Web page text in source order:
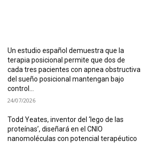
Un estudio español demuestra que la
terapia posicional permite que dos de
cada tres pacientes con apnea obstructiva
del sueño posicional mantengan bajo
control...
24/07/2026
Todd Yeates, inventor del ‘lego de las
proteínas’, diseñará en el CNIO
nanomoléculas con potencial terapéutico